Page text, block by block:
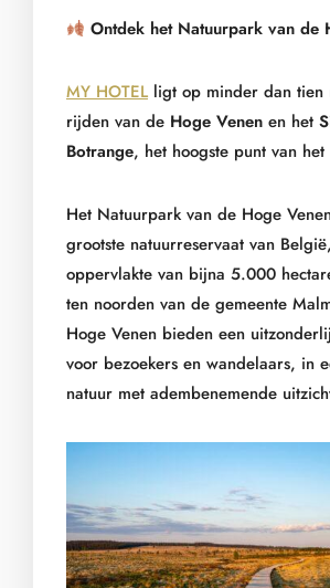
Ontdek het Natuurpark van de
MY HOTEL ligt op minder dan tien
rijden van de Hoge Venen en het
Botrange, het hoogste punt van
Het Natuurpark van de Hoge
grootste natuurreservaat van
oppervlakte van bijna 5.000
ten noorden van de gemeente
Hoge Venen bieden een
voor bezoekers en wandelaars, in
natuur met adembenemende